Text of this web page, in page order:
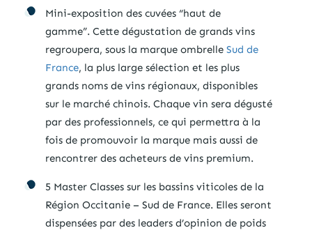
Mini-exposition des cuvées “haut de
gamme”. Cette dégustation de grands vins
regroupera, sous la marque ombrelle Sud de
France, la plus large sélection et les plus
grands noms de vins régionaux, disponibles
sur le marché chinois. Chaque vin sera dégusté
par des professionnels, ce qui permettra à la
fois de promouvoir la marque mais aussi de
rencontrer des acheteurs de vins premium.
5 Master Classes sur les bassins viticoles de la
Région Occitanie – Sud de France. Elles seront
dispensées par des leaders d’opinion de poids